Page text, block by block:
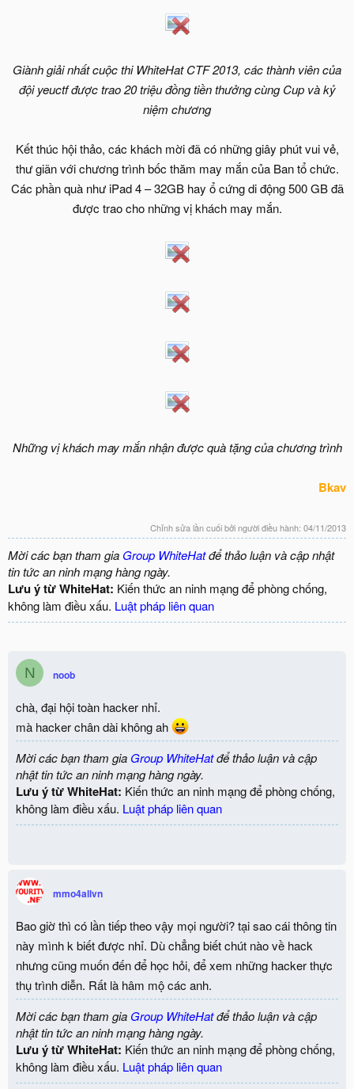
Giành giải nhất cuộc thi WhiteHat CTF 2013, các thành viên của
đội yeuctf được trao 20 triệu đồng tiền thưởng cùng Cup và kỷ
niệm chương
Kết thúc hội thảo, các khách mời đã có những giây phút vui vẻ,
thư giãn với chương trình bốc thăm may mắn của Ban tổ chức.
Các phần quà như iPad 4 – 32GB hay ổ cứng di động 500 GB đã
được trao cho những vị khách may mắn.
Những vị khách may mắn nhận được quà tặng của chương trình
Bkav
Chỉnh sửa lần cuối bởi người điều hành: 04/11/2013
Mời các bạn tham gia Group WhiteHatđể thảo luận và cập nhật
tin tức an ninh mạng hàng ngày.
Lưu ý từ WhiteHat: Kiến thức an ninh mạng để phòng chống,
không làm điều xấu. Luật pháp liên quan
N noob
chà, đại hội toàn hacker nhỉ.
mà hacker chân dài không ah
Mời các bạn tham gia Group WhiteHatđể thảo luận và cập
nhật tin tức an ninh mạng hàng ngày.
Lưu ý từ WhiteHat: Kiến thức an ninh mạng để phòng chống,
không làm điều xấu. Luật pháp liên quan
mmo4allvn
Bao giờ thì có lần tiếp theo vậy mọi người? tại sao cái thông tin
này mình k biết được nhỉ. Dù chẳng biết chút nào về hack
nhưng cũng muốn đến để học hỏi, để xem những hacker thực
thụ trình diễn. Rất là hâm mộ các anh.
Mời các bạn tham gia Group WhiteHatđể thảo luận và cập
nhật tin tức an ninh mạng hàng ngày.
Lưu ý từ WhiteHat: Kiến thức an ninh mạng để phòng chống,
không làm điều xấu. Luật pháp liên quan